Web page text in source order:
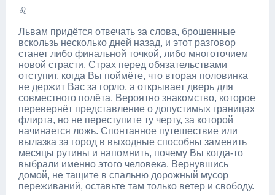
♌
Львам придётся отвечать за слова, брошенные
вскользь несколько дней назад, и этот разговор
станет либо финальной точкой, либо многоточием
новой страсти. Страх перед обязательствами
отступит, когда Вы поймёте, что вторая половинка
не держит Вас за горло, а открывает дверь для
совместного полёта. Вероятно знакомство, которое
перевернёт представление о допустимых границах
флирта, но не переступите ту черту, за которой
начинается ложь. Спонтанное путешествие или
вылазка за город в выходные способны заменить
месяцы рутины и напомнить, почему Вы когда-то
выбрали именно этого человека. Вернувшись
домой, не тащите в спальню дорожный мусор
переживаний, оставьте там только ветер и свободу.